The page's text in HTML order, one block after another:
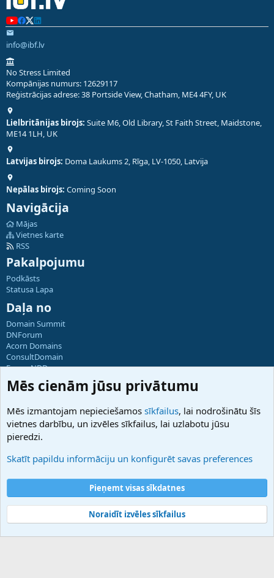
info@ibf.lv
No Stress Limited
Kompānijas numurs: 12629117
Reģistrācijas adrese: 38 Portside View, Chatham, ME4 4FY, UK
Lielbritānijas birojs: Suite M6, Old Library, St Faith Street, Maidstone,
ME14 1LH, UK
Latvijas birojs: Doma Laukums 2, Rīga, LV-1050, Latvija
Nepālas birojs: Coming Soon
Navigācija
Mājas
Vietnes karte
RSS
Pakalpojumu
Podkāsts
Statusa Lapa
Daļa no
Domain Summit
DNForum
Acorn Domains
ConsultDomain
ForumNDD
Domainforum.ro
27.be
Hostmaria
Atbalsts
Palīdzība
Noteikumi un nosacījumi
Privātuma politika
Community platform by XenForo® © 2010-2025 XenForo Ltd.
Mēs cienām jūsu privātumu
Mēs izmantojam nepieciešamos sīkfailus, lai nodrošinātu šīs
vietnes darbību, un izvēles sīkfailus, lai uzlabotu jūsu
pieredzi.
Skatīt papildu informāciju un konfigurēt savas preferences
Pieņemt visas sīkdatnes
Noraidīt izvēles sīkfailus